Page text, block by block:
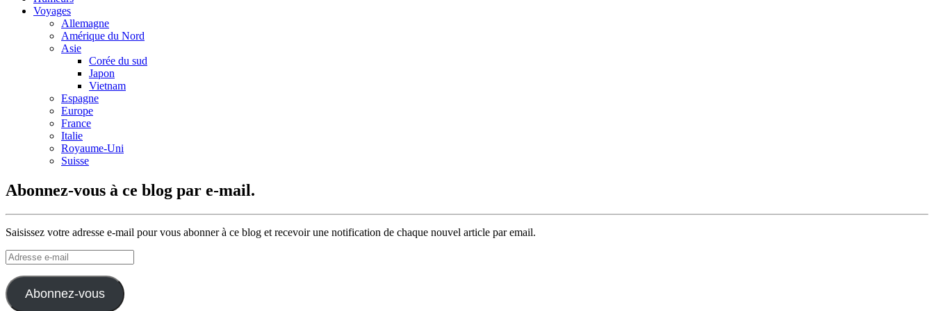
Voyages
Allemagne
Amérique du Nord
Asie
Corée du sud
Japon
Vietnam
Espagne
Europe
France
Italie
Royaume-Uni
Suisse
Abonnez-vous à ce blog par e-mail.
Saisissez votre adresse e-mail pour vous abonner à ce blog et recevoir une notification de chaque nouvel article par email.
Adresse
e-
mail
Abonnez-vous